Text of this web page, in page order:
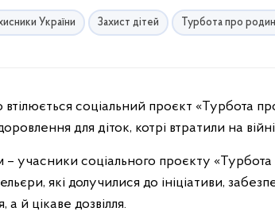
України Захист дітей Турбота про
для діток, котрі втратили на війні
учасники соціального проєкту
які долучилися до ініціативи,
й цікаве дозвілля.